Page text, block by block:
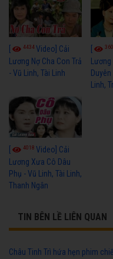
4434Video] Cải
Lương Nợ Cha Con Trả
- Vũ Linh, Tài Linh
Linh,
[ 4018 Video] Cải
Lương Xưa Cô Dâu
Phụ - Vũ Linh, Tài Linh,
Thanh Ngân
TIN BÊN LỀ LIÊN QUAN
Châu Tinh Trì hứa hẹn phim